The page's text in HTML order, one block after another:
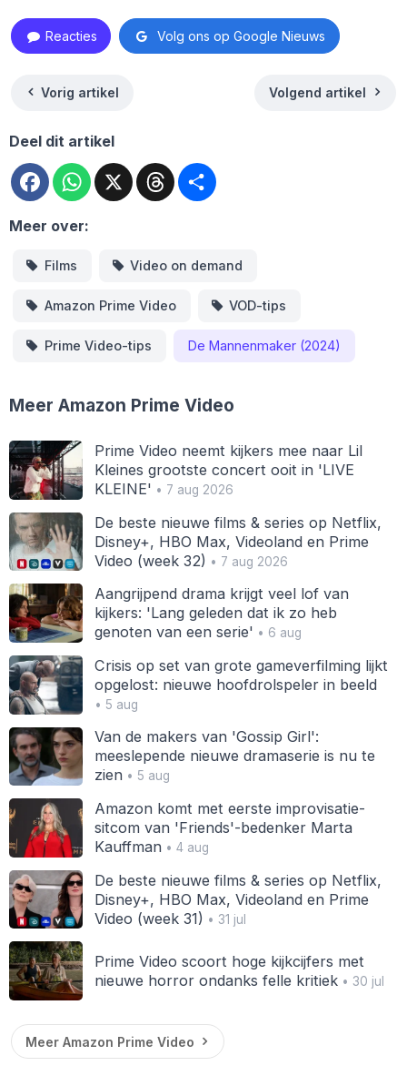
Reacties Volg ons op Google Nieuws
Vorig artikel Volgend artikel
Deel dit artikel
FacebookWhatsApp
X Threads
Meer over:
Films Video on demand
Amazon Prime Video VOD-tips
Prime Video-tips De Mannenmaker (2024)
Meer Amazon Prime Video
Prime Video neemt kijkers mee naar Lil
Kleines grootste concert ooit in 'LIVE
KLEINE' • 7 aug 2026
De beste nieuwe films & series op Netflix,
Disney+, HBO Max, Videoland en Prime
Video (week 32) • 7 aug 2026
Aangrijpend drama krijgt veel lof van
kijkers: 'Lang geleden dat ik zo heb
genoten van een serie' • 6 aug
Crisis op set van grote gameverfilming lijkt
opgelost: nieuwe hoofdrolspeler in beeld
• 5 aug
Van de makers van 'Gossip Girl':
meeslepende nieuwe dramaserie is nu te
zien• 5 aug
Amazon komt met eerste improvisatie-
sitcom van 'Friends'-bedenker Marta
Kauffman• 4 aug
De beste nieuwe films & series op Netflix,
Disney+, HBO Max, Videoland en Prime
Video (week 31) • 31 jul
Prime Video scoort hoge kijkcijfers met
nieuwe horror ondanks felle kritiek• 30 jul
Meer Amazon Prime Video